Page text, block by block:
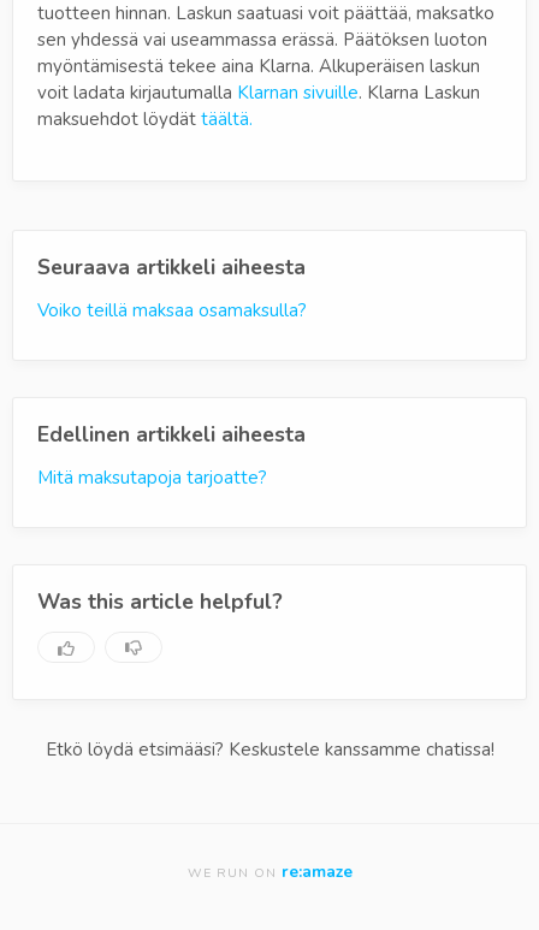
tuotteen hinnan. Laskun saatuasi voit päättää, maksatko
sen yhdessä vai useammassa erässä. Päätöksen luoton
myöntämisestä tekee aina Klarna. Alkuperäisen laskun
voit ladata kirjautumalla Klarnan sivuille. Klarna Laskun
maksuehdot löydät täältä.
Seuraava artikkeli aiheesta
Voiko teillä maksaa osamaksulla?
Edellinen artikkeli aiheesta
Mitä maksutapoja tarjoatte?
Was this article helpful?
Etkö löydä etsimääsi? Keskustele kanssamme chatissa!
WE RUN ON re:amaze